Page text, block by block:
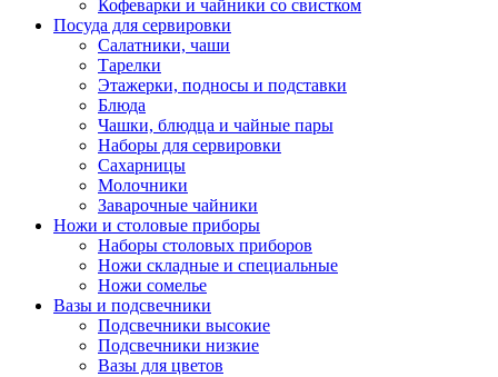
Кофеварки и чайники со свистком
Посуда для сервировки
Салатники, чаши
Тарелки
Этажерки, подносы и подставки
Блюда
Чашки, блюдца и чайные пары
Наборы для сервировки
Сахарницы
Молочники
Заварочные чайники
Ножи и столовые приборы
Наборы столовых приборов
Ножи складные и специальные
Ножи сомелье
Вазы и подсвечники
Подсвечники высокие
Подсвечники низкие
Вазы для цветов